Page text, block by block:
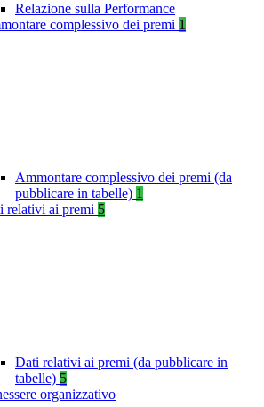
Relazione sulla Performance
complessivo dei premi 1
Ammontare complessivo dei premi (da
pubblicare in tabelle) 1
relativi ai premi 5
Dati relativi ai premi (da pubblicare in
tabelle) 5
organizzativo